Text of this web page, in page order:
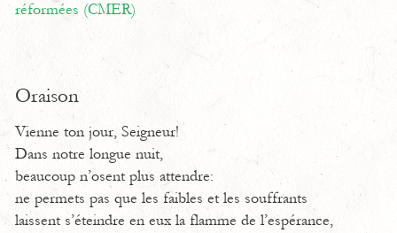
réformées (CMER)
Oraison
Vienne ton jour, Seigneur!
Dans notre longue nuit,
beaucoup n’osent plus attendre:
ne permets pas que les faibles et les souffrants
laissent s’éteindre en eux la flamme de l’espérance,